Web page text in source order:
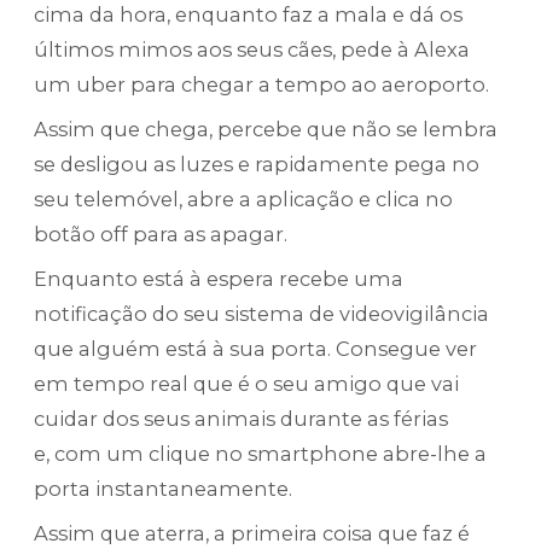
cima da hora, enquanto faz a mala e dá os
últimos mimos aos seus cães, pede à Alexa
um uber para chegar a tempo ao aeroporto.
Assim que chega, percebe que não se lembra
se desligou as luzes e rapidamente pega no
seu telemóvel, abre a aplicação e clica no
botão off para as apagar.
Enquanto está à espera recebe uma
notificação do seu sistema de videovigilância
que alguém está à sua porta. Consegue ver
em tempo real que é o seu amigo que vai
cuidar dos seus animais durante as férias
e, com um clique no smartphone abre-lhe a
porta instantaneamente.
Assim que aterra, a primeira coisa que faz é